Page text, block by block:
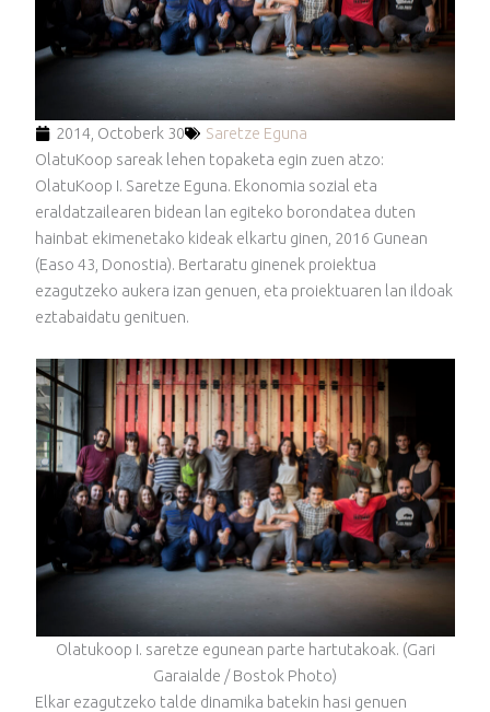
2014, Octoberk 30
Saretze Eguna
OlatuKoop sareak lehen topaketa egin zuen atzo:
OlatuKoop I. Saretze Eguna. Ekonomia sozial eta
eraldatzailearen bidean lan egiteko borondatea duten
hainbat ekimenetako kideak elkartu ginen, 2016 Gunean
(Easo 43, Donostia). Bertaratu ginenek proiektua
ezagutzeko aukera izan genuen, eta proiektuaren lan ildoak
eztabaidatu genituen.
Olatukoop I. saretze egunean parte hartutakoak. (Gari
Garaialde / Bostok Photo)
Elkar ezagutzeko talde dinamika batekin hasi genuen